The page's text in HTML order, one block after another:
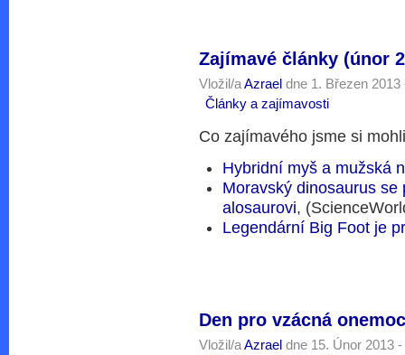
Zajímavé články (únor
Vložil/aAzrael dne 1. Březen 2013
Články a zajímavosti
Co zajímavého jsme si
Hybridní myš a mužská
Moravský dinosaurus
alosaurovi,
Legendární Big Foot je
Den pro vzácná
Vložil/aAzrael dne 15. Únor 2013